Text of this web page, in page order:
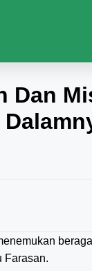
Dan
Farasan.